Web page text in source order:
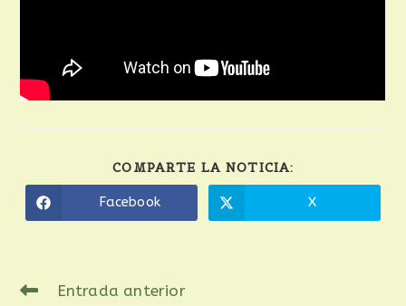
COMPARTE LA NOTICIA:
Facebook X
Entrada anterior